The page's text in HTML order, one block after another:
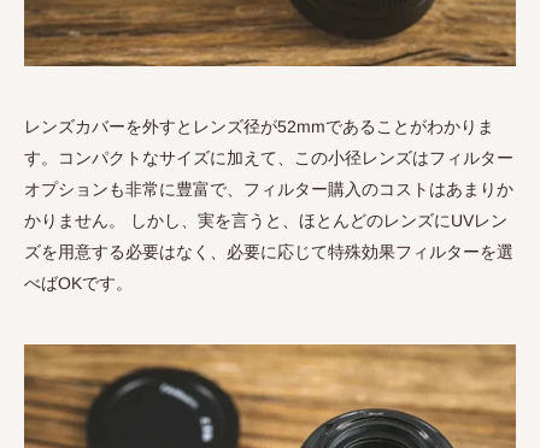
レンズカバーを外すとレンズ径が52mmであることがわかりま
す。コンパクトなサイズに加えて、この小径レンズはフィルター
オプションも非常に豊富で、フィルター購入のコストはあまりか
かりません。 しかし、実を言うと、ほとんどのレンズにUVレン
ズを用意する必要はなく、必要に応じて特殊効果フィルターを選
べばOKです。